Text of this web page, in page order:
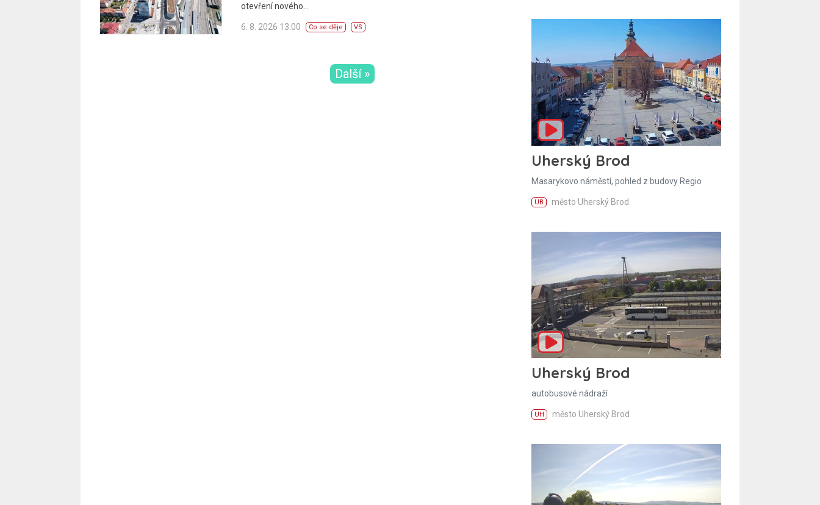
otevření nového…
6. 8. 2026 13:00 Co se děje VS
Další »
Uherský Brod
Masarykovo náměstí, pohled z budovy Regio
UB město Uherský Brod
Uherský Brod
autobusové nádraží
UH město Uherský Brod